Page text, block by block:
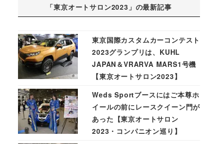
「東京オートサロン2023」の最新記事
東京国際カスタムカーコンテスト
2023グランプリは、KUHL
JAPAN＆VRARVA MARS1号機
【東京オートサロン2023】
Weds Sportブースにはご本尊ホ
イールの前にレースクイーン門が
あった【東京オートサロン
2023・コンパニオン巡り】